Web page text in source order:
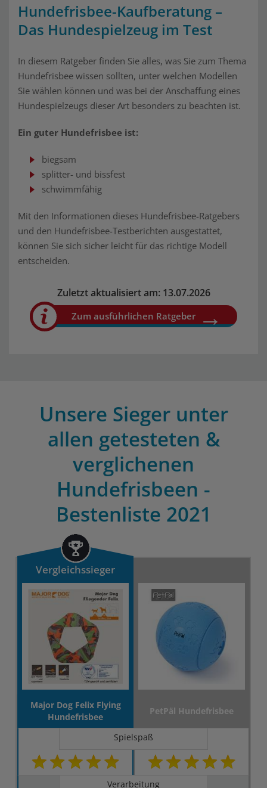
Hundefrisbee-Kaufberatung –
Das Hundespielzeug im Test
In diesem Ratgeber finden Sie alles, was Sie zum Thema
Hundefrisbee wissen sollten, unter welchen Modellen
Sie wählen können und was bei der Anschaffung eines
Hundespielzeugs dieser Art besonders zu beachten ist.
Ein guter Hundefrisbee ist:
biegsam
splitter- und bissfest
schwimmfähig
Mit den Informationen dieses Hundefrisbee-Ratgebers
und den Hundefrisbee-Testberichten ausgestattet,
können Sie sich sicher leicht für das richtige Modell
entscheiden.
Zuletzt aktualisiert am: 13.07.2026
Zum ausführlichen Ratgeber
Unsere Sieger unter
allen getesteten &
verglichenen
Hundefrisbeen -
Bestenliste 2021
Vergleichssieger
Major Dog Felix Flying
Hundefrisbee
PetPäl Hundefrisbee
Spielspaß
Verarbeitung